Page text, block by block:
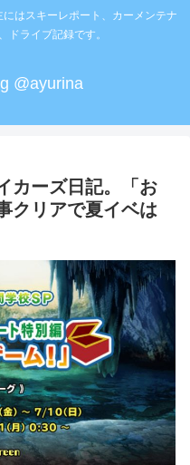
はスキーレポート、カーメンテナ
ドライブ記録です。
@ayurina
カーズ日記。「お
クリアで夏イベは